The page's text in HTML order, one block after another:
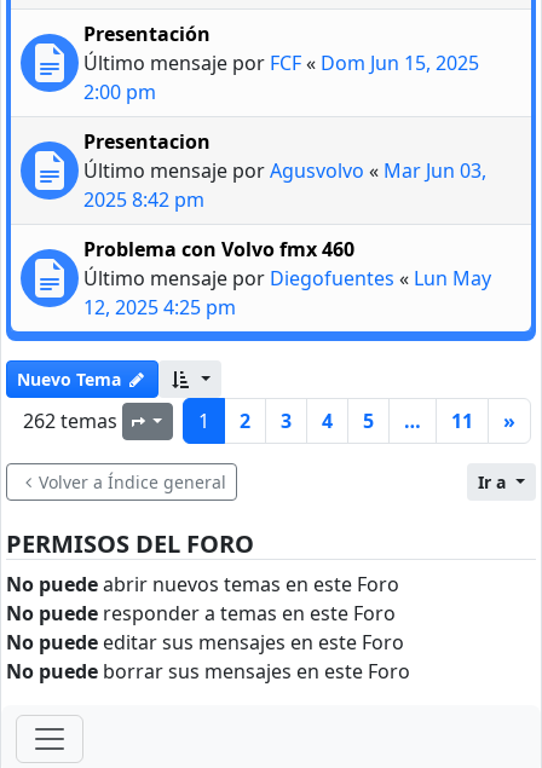
Presentación
Último mensaje por FCF« Dom Jun 15, 2025
2:00 pm
Presentacion
Último mensaje porAgusvolvo « Mar Jun 03,
2025 8:42 pm
Problema con Volvo fmx 460
Último mensaje por Diegofuentes « Lun May
12, 2025 4:25 pm
Nuevo Tema
262 temas Página1 de11
1 2 3 4 5 … 11 »
Volver a Índice general Ir a
PERMISOS DEL FORO
No puedeabrir nuevos temas en este Foro
No puede responder a temas en este Foro
No puede editar sus mensajes en este Foro
No puede borrar sus mensajes en este Foro